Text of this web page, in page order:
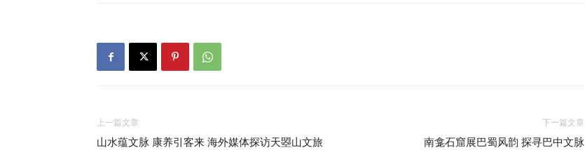
上一篇文章
山水蕴文脉 康养引客来 海外媒体探访天曌山文旅
下一篇文章
南龛石窟展巴蜀风韵 探寻巴中文脉